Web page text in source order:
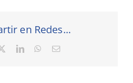
en Redes...
LinkedInWhatsApp
Correo